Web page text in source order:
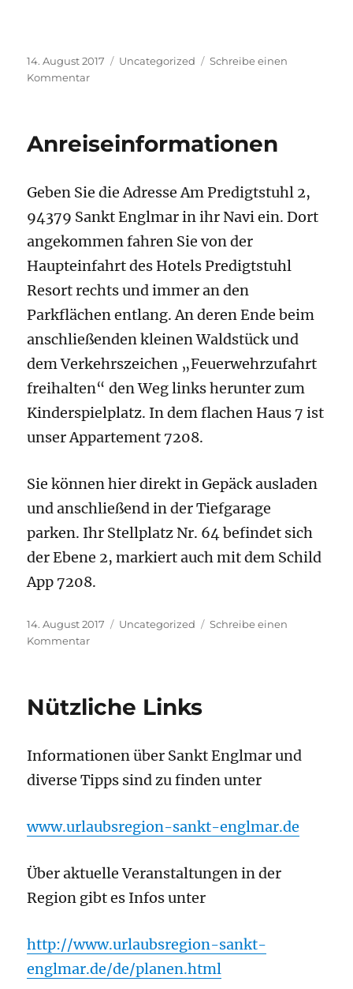
Veröffentlicht
am
14. August 2017 Kategorien
Uncategorized
Schreibe einen
Kommentarzu
Marion1
Anreiseinformationen
Geben Sie die Adresse Am Predigtstuhl 2,
94379 Sankt Englmar in ihr Navi ein. Dort
angekommen fahren Sie von der
Haupteinfahrt des Hotels Predigtstuhl
Resort rechts und immer an den
Parkflächen entlang. An deren Ende beim
anschließenden kleinen Waldstück und
dem Verkehrszeichen „Feuerwehrzufahrt
freihalten“ den Weg links herunter zum
Kinderspielplatz. In dem flachen Haus 7 ist
unser Appartement 7208.
Sie können hier direkt in Gepäck ausladen
und anschließend in der Tiefgarage
parken. Ihr Stellplatz Nr. 64 befindet sich
der Ebene 2, markiert auch mit dem Schild
App 7208.
Veröffentlicht
am
14. August 2017 Kategorien
Uncategorized
Schreibe einen
Kommentarzu
Nützliche Links
Informationen über Sankt Englmar und
diverse Tipps sind zu finden unter
www.urlaubsregion-sankt-englmar.de
Über aktuelle Veranstaltungen in der
Region gibt es Infos unter
http://www.urlaubsregion-sankt-
englmar.de/de/planen.html